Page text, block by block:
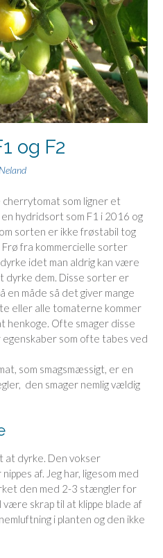
og F2
cherrytomat som ligner et
hydridsort som F1 i 2016 og
sorten er ikke frøstabil tog
fra kommercielle sorter
idet man aldrig kan være
dyrke dem. Disse sorter er
en måde så det giver mange
eller alle tomaterne kommer
henkoge. Ofte smager disse
som ofte tabes ved
som smagsmæssigt, er en
den smager nemlig vældig
at dyrke. Den vokser
af. Jeg har, ligesom med
den med 2-3 stængler for
skrap til at klippe blade af
i planten og den ikke